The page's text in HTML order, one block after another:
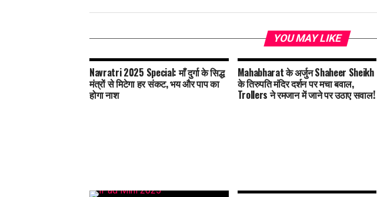
YOU MAY LIKE
Navratri 2025 Special: माँ दुर्गा के सिद्ध
मंत्रों से मिटेगा हर संकट, भय और पाप का
होगा नाश
Mahabharat के अर्जुन Shaheer Sheikh
के तिरुपति मंदिर दर्शन पर मचा बवाल,
Trollers ने रमजान में जाने पर उठाए सवाल!